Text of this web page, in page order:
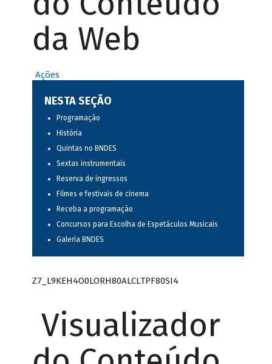
da Web
Ações
NESTA SEÇÃO
Programação
História
Quintas no BNDES
Sextas instrumentais
Reserva de ingressos
Filmes e festivais de cinema
Receba a programação
Concursos para Escolha de Espetáculos Musicais
Galeria BNDES
Z7_L9KEH4O0LORH80ALCLTPF80SI4
Visualizador